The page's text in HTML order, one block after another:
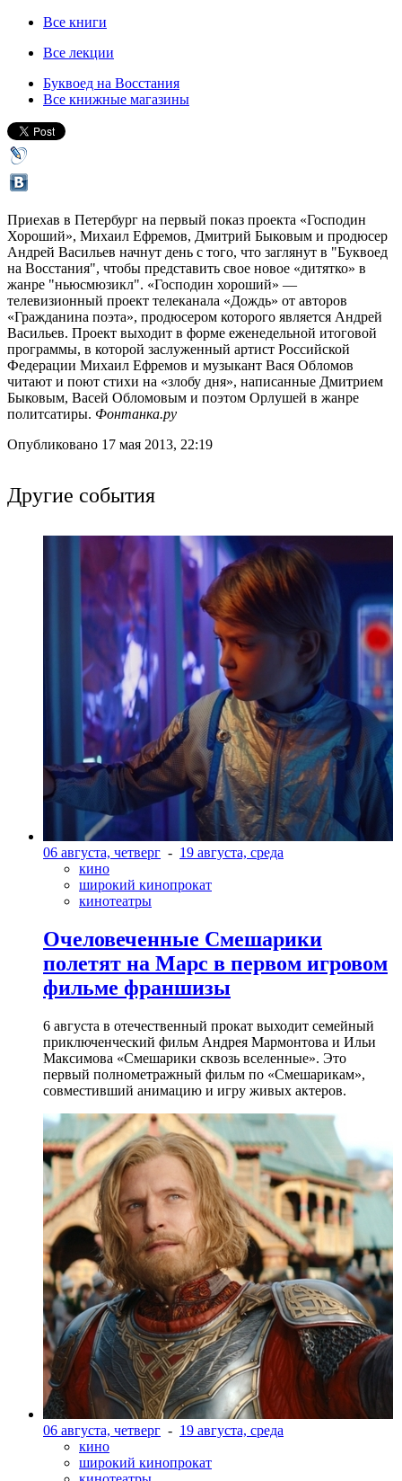
Все книги
Все лекции
Буквоед на Восстания
Все книжные магазины
Приехав в Петербург на первый показ проекта «Господин
Хороший», Михаил Ефремов, Дмитрий Быковым и продюсер
Андрей Васильев начнут день с того, что заглянут в "Буквоед
на Восстания", чтобы представить свое новое «дитятко» в
жанре "ньюсмюзикл". «Господин хороший» —
телевизионный проект телеканала «Дождь» от авторов
«Гражданина поэта», продюсером которого является Андрей
Васильев. Проект выходит в форме еженедельной итоговой
программы, в которой заслуженный артист Российской
Федерации Михаил Ефремов и музыкант Вася Обломов
читают и поют стихи на «злобу дня», написанные Дмитрием
Быковым, Васей Обломовым и поэтом Орлушей в жанре
политсатиры. Фонтанка.ру
Опубликовано 17 мая 2013, 22:19
Другие события
06 августа, четверг - 19 августа, среда
кино
широкий кинопрокат
кинотеатры
Очеловеченные Смешарики
полетят на Марс в первом игровом
фильме франшизы
6 августа в отечественный прокат выходит семейный
приключенческий фильм Андрея Мармонтова и Ильи
Максимова «Смешарики сквозь вселенные». Это
первый полнометражный фильм по «Смешарикам»,
совместивший анимацию и игру живых актеров.
06 августа, четверг - 19 августа, среда
кино
широкий кинопрокат